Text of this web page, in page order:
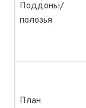
Поддоны/
полозья
План